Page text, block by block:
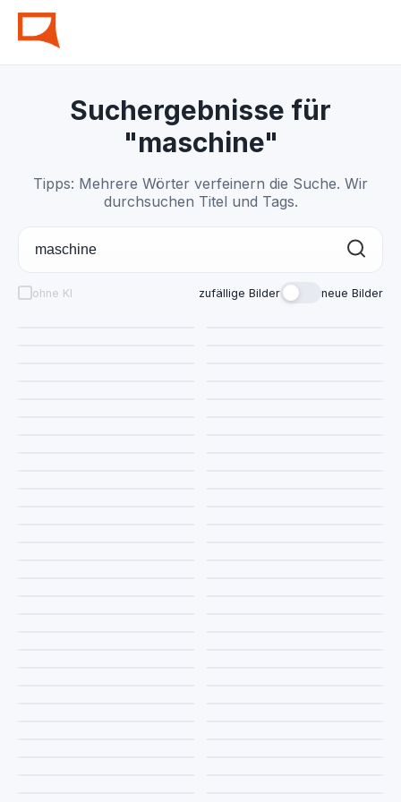
Suchergebnisse für
"maschine"
Tipps: Mehrere Wörter verfeinern die Suche. Wir
durchsuchen Titel und Tags.
ohne KI zufällige Bilder neue Bilder